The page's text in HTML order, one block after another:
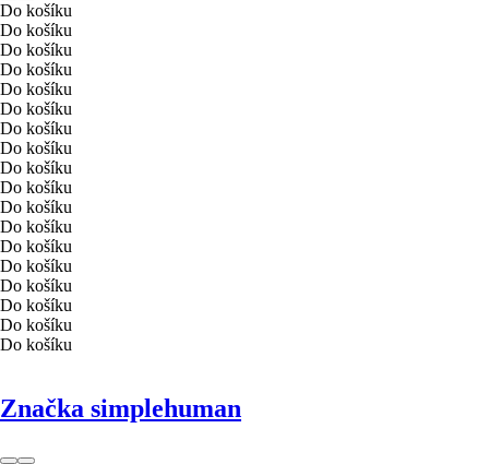
Do košíku
Do košíku
Do košíku
Do košíku
Do košíku
Do košíku
Do košíku
Do košíku
Do košíku
Do košíku
Do košíku
Do košíku
Do košíku
Do košíku
Do košíku
Do košíku
Do košíku
Do košíku
Značka simplehuman